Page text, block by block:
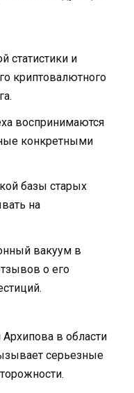
статистики и
криптовалютного
воспринимаются
конкретными
базы старых
на
вакуум в
о его
в области
серьезные